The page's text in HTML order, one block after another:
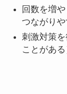
回数を増
つながりや
刺激対策
ことがある